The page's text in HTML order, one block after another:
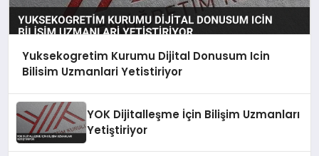
Yuksekogretim Kurumu Dijital Donusum Icin
Bilisim Uzmanlari Yetistiriyor
YOK Dijitalleşme İçin Bilişim Uzmanları
Yetiştiriyor